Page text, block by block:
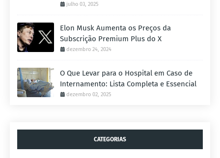
julho 03, 2025
Elon Musk Aumenta os Preços da
Subscrição Premium Plus do X
dezembro 24, 2024
O Que Levar para o Hospital em Caso de
Internamento: Lista Completa e Essencial
dezembro 02, 2025
CATEGORIAS